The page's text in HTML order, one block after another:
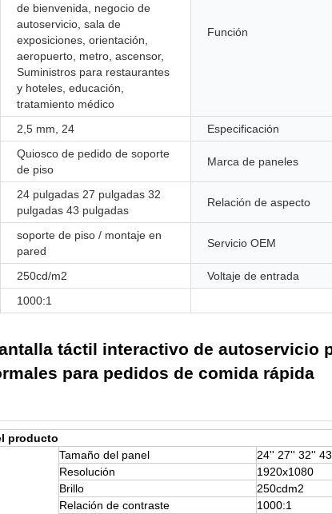
de bienvenida, negocio de
autoservicio, sala de
exposiciones, orientación,
aeropuerto, metro, ascensor,
Suministros para restaurantes
y hoteles, educación,
tratamiento médico
Función
2,5 mm, 24 Especificación
Quiosco de pedido de soporte
de piso
Marca de paneles
24 pulgadas 27 pulgadas 32
pulgadas 43 pulgadas
Relación de aspecto
soporte de piso / montaje en
pared
Servicio OEM
250cd/m2 Voltaje de entrada
1000:1
táctil interactivo de autoservicio
para pedidos de comida rápida
producto
Tamaño del panel
24'' 27'' 32''
Resolución
1920x1080
Brillo
250cdm2
Relación de contraste
1000:1